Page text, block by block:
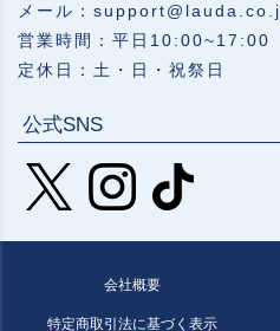
メール：
営業時間：平日10:00~17:00
定休日：土・日・祝祭日
公式SNS
会社概要
特定商取引法に基づく表示